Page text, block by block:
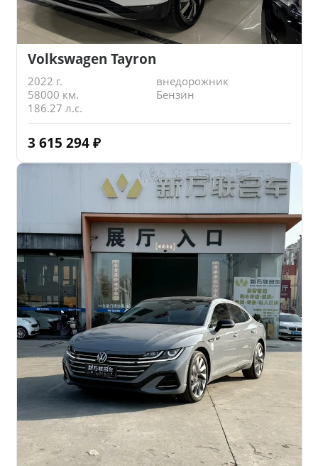
Volkswagen Tayron
2022 г.
внедорожник
58000 км.
Бензин
186.27 л.с.
3 615 294 ₽